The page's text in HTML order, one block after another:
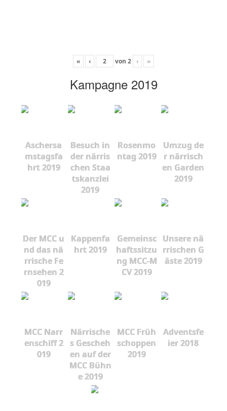
« ‹ von 2 › »
Kampagne 2019
Aschersa
mstagsfa
hrt 2019
Besuch in
der närris
chen Staa
tskanzlei
2019
Rosenmo
ntag 2019
Umzug de
r närrisch
en Garden
2019
Der MCC u
nd das nä
rrische Fe
rnsehen 2
019
Kappenfa
hrt 2019
Gemeinsc
haftssitzu
ng MCC-M
CV 2019
Unsere nä
rrischen G
äste 2019
MCC Narr
enschiff 2
019
Närrische
s Gescheh
en auf der
MCC Bühn
e 2019
MCC Früh
schoppen
2019
Adventsfe
ier 2018